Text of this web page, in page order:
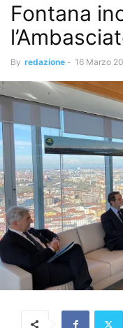
Fontana
By redazione - 16 Marzo